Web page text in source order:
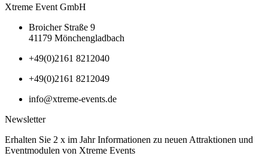
Xtreme Event GmbH
Broicher Straße 9
41179 Mönchengladbach
+49(0)2161 8212040
+49(0)2161 8212049
info@xtreme-events.de
Newsletter
Erhalten Sie 2 x im Jahr Informationen zu neuen Attraktionen und
Eventmodulen von Xtreme Events